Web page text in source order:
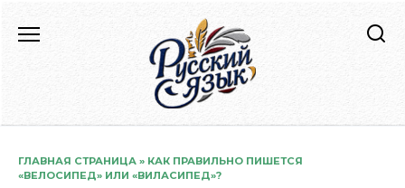
содержанию
ГЛАВНАЯ СТРАНИЦА » КАК ПРАВИЛЬНО ПИШЕТСЯ
«ВЕЛОСИПЕД» ИЛИ «ВИЛАСИПЕД»?